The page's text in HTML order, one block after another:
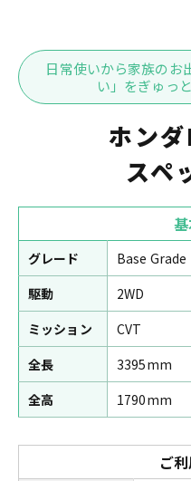
日常使いから家族のお
い」をぎゅっ
ホン
スペ
グレード Base Grade
駆動
2WD
ミッション
CVT
全長
3395mm
全高
1790mm
ご